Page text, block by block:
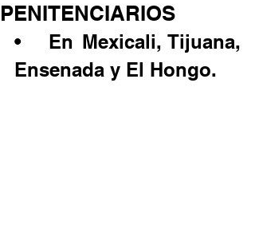
PENITENCIARIOS
•	En Mexicali, Tijuana,
Ensenada y El Hongo.